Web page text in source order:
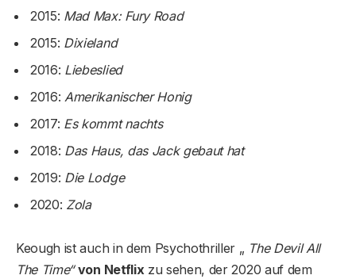
2015: Mad Max: Fury Road
2015: Dixieland
2016: Liebeslied
2016:Amerikanischer Honig
2017: Es kommt nachts
2018: Das Haus, das Jack gebaut hat
2019: Die Lodge
2020: Zola
Keough ist auch in dem Psychothriller „ The Devil All
The Time“von Netflixzu sehen, der 2020 auf dem